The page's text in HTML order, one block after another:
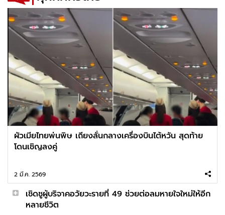
2026-02-26 09:04:37
ฉันไม่เคยดัง และยังคงเดิม ตอนนี้หรือว่าตอนไหน🧡
🐅🌊
2026-02-25 08:53:46
เชิดชูผู้บริจาคอวัยวะรายที่ 49 ช่วยต่อลมหายใจใหม่ให้
อีกหลายชีวิต
2026-02-24 08:27:16
แสงของวันใหม่ มาพร้อมกับโอกาสใหม่ๆ เสมอ IG:
nachpatcharawee
2026-02-23 08:48:11
อย่าอายที่ต้องดิ้นรน เพื่อสิ่งที่คุณต้องการในชีวิต IG:
mikipraiya
ผัวเมียไทยพ่นพิษ เถียงลั่นกลางเครื่องบินไต้หวัน สุดท้าย
โดนเชิญลงคู่
2 มี.ค. 2569
เชิดชูผู้บริจาคอวัยวะรายที่ 49 ช่วยต่อลมหายใจใหม่ให้อีก
หลายชีวิต